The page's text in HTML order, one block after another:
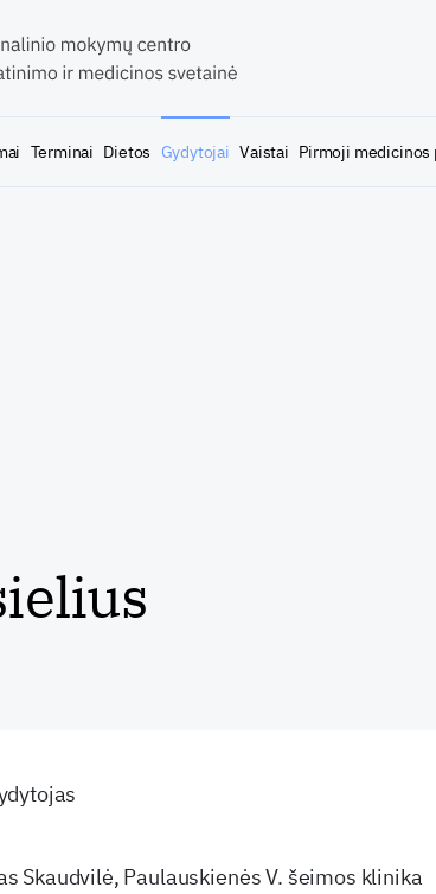
Terminai Dietos Gydytojai Vaistai Pirmoji medicinos
Skaudvilė, Paulauskienės V. šeimos klinika